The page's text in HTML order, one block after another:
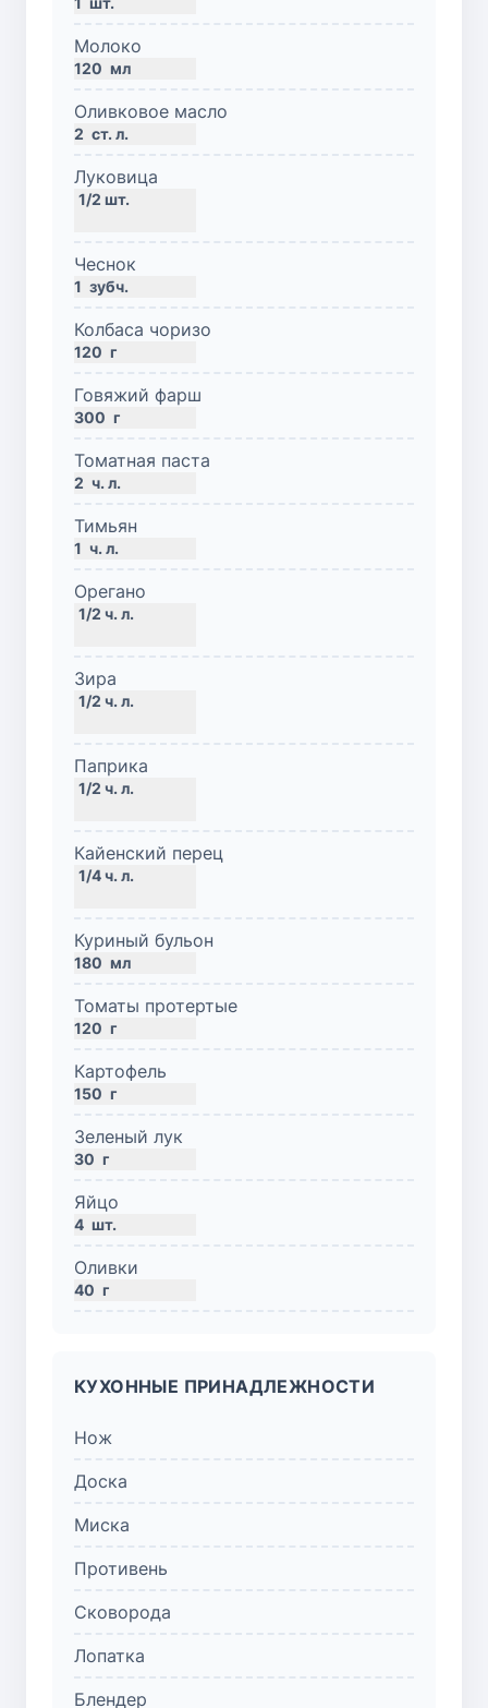
Молоко
120 мл
Оливковое масло
2 ст. л.
Луковица
Чеснок
1 зубч.
Колбаса чоризо
120 г
Говяжий фарш
300 г
Томатная паста
2 ч. л.
Тимьян
1 ч. л.
Орегано
Зира
Паприка
Кайенский перец
Куриный бульон
180 мл
Томаты протертые
120 г
Картофель
150 г
Зеленый лук
30 г
Яйцо
4 шт.
Оливки
40 г
КУХОННЫЕ ПРИНАДЛЕЖНОСТИ
Нож
Доска
Миска
Противень
Сковорода
Лопатка
Блендер